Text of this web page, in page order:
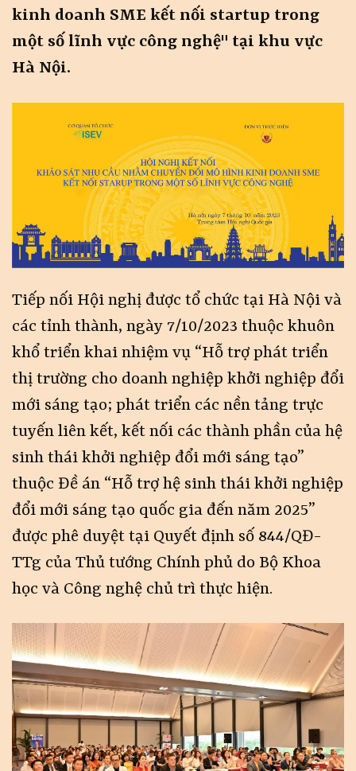
kinh doanh SME kết nối startup trong
một số lĩnh vực công nghệ" tại khu vực
Hà Nội.
Tiếp nối Hội nghị được tổ chức tại Hà Nội và
các tỉnh thành, ngày 7/10/2023 thuộc khuôn
khổ triển khai nhiệm vụ “Hỗ trợ phát triển
thị trường cho doanh nghiệp khởi nghiệp đổi
mới sáng tạo; phát triển các nền tảng trực
tuyến liên kết, kết nối các thành phần của hệ
sinh thái khởi nghiệp đổi mới sáng tạo”
thuộc Đề án “Hỗ trợ hệ sinh thái khởi nghiệp
đổi mới sáng tạo quốc gia đến năm 2025”
được phê duyệt tại Quyết định số 844/QĐ-
TTg của Thủ tướng Chính phủ do Bộ Khoa
học và Công nghệ chủ trì thực hiện.